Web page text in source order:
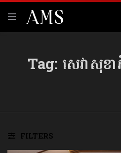
Tag: សេវាសុ
FILTERS